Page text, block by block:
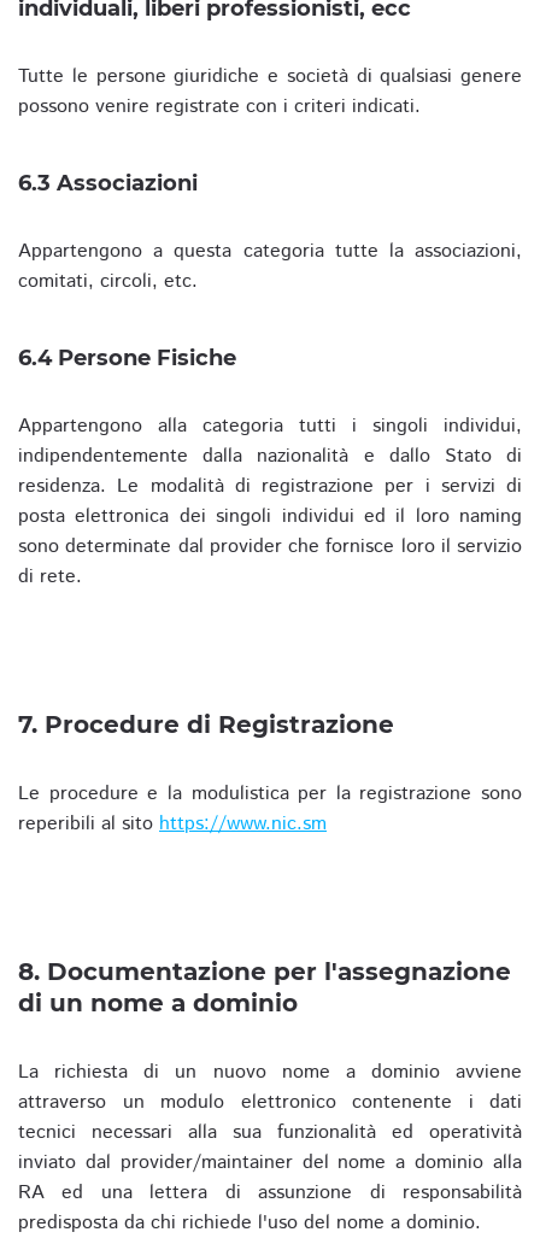
individuali, liberi professionisti, ecc
Tutte le persone giuridiche e società di qualsiasi genere
possono venire registrate con i criteri indicati.
6.3 Associazioni
Appartengono a questa categoria tutte la associazioni,
comitati, circoli, etc.
6.4 Persone Fisiche
Appartengono alla categoria tutti i singoli individui,
indipendentemente dalla nazionalità e dallo Stato di
residenza. Le modalità di registrazione per i servizi di
posta elettronica dei singoli individui ed il loro naming
sono determinate dal provider che fornisce loro il servizio
di rete.
7. Procedure di Registrazione
Le procedure e la modulistica per la registrazione sono
reperibili al sito https://www.nic.sm
8. Documentazione per l'assegnazione
di un nome a dominio
La richiesta di un nuovo nome a dominio avviene
attraverso un modulo elettronico contenente i dati
tecnici necessari alla sua funzionalità ed operatività
inviato dal provider/maintainer del nome a dominio alla
RA ed una lettera di assunzione di responsabilità
predisposta da chi richiede l'uso del nome a dominio.